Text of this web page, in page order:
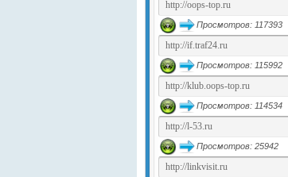
Просмотров: 117393
Просмотров: 115992
Просмотров: 114534
Просмотров: 25942